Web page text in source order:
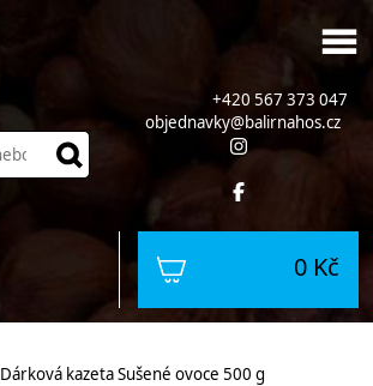
+420 567 373 047
objednavky@balirnahos.cz
0 Kč
Dárková kazeta Sušené ovoce 500 g